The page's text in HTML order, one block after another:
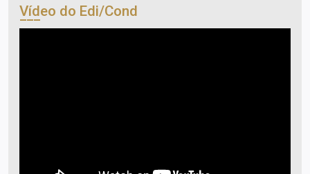
Vídeo do Edi/Cond